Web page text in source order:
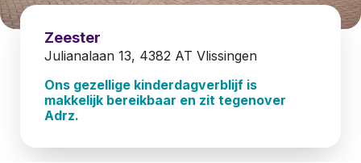
Zeester
Julianalaan 13, 4382 AT Vlissingen
Ons gezellige kinderdagverblijf is
makkelijk bereikbaar en zit tegenover
Adrz.